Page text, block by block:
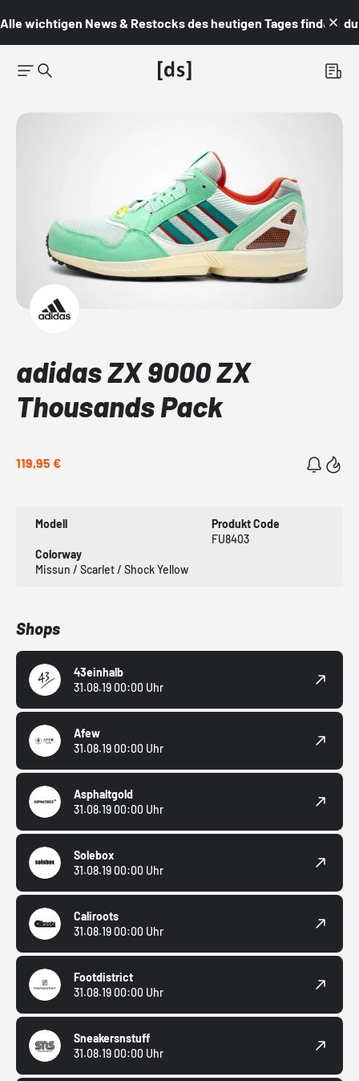
Alle wichtigen News & Restocks des heutigen Tages findest du
adidas ZX 9000 ZX
Thousands Pack
119,95 €
Modell
Produkt Code
FU8403
Colorway
Missun / Scarlet / Shock Yellow
Shops
43einhalb
31.08.19 00:00 Uhr
Afew
31.08.19 00:00 Uhr
Asphaltgold
31.08.19 00:00 Uhr
Solebox
31.08.19 00:00 Uhr
Caliroots
31.08.19 00:00 Uhr
Footdistrict
31.08.19 00:00 Uhr
Sneakersnstuff
31.08.19 00:00 Uhr